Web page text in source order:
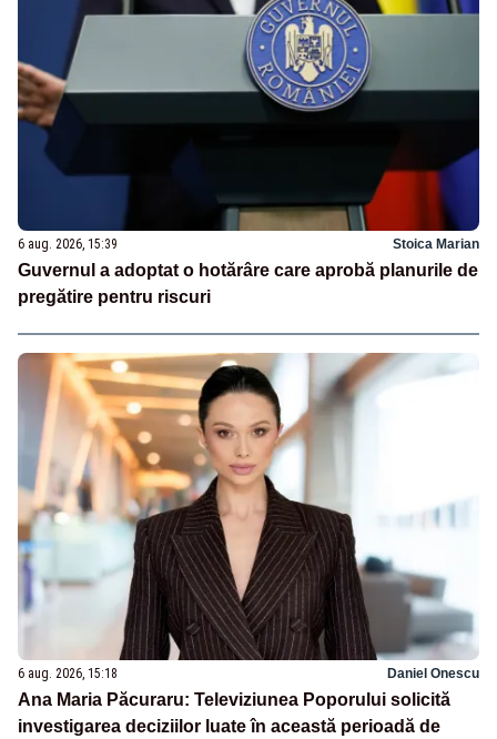
6 aug. 2026, 15:39 Stoica Marian
Guvernul a adoptat o hotărâre care aprobă planurile de
pregătire pentru riscuri
6 aug. 2026, 15:18 Daniel Onescu
Ana Maria Păcuraru: Televiziunea Poporului solicită
investigarea deciziilor luate în această perioadă de